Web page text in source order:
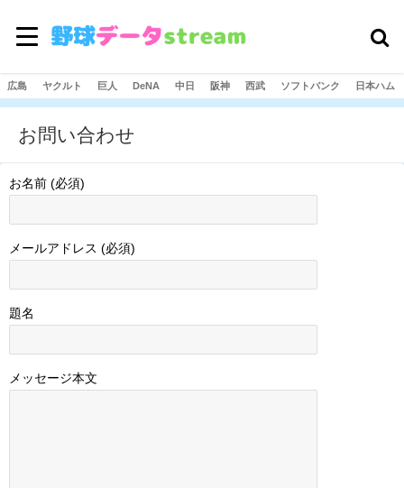
広島 ヤクルト 巨人 DeNA 中日 阪神 西武 ソフトバンク 日本ハム
お問い合わせ
お名前 (必須)
メールアドレス (必須)
題名
メッセージ本文